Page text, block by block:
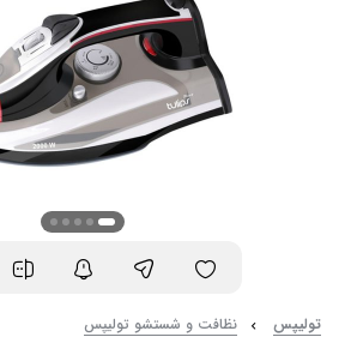
تولیپس نظافت و شستشو تولیپس